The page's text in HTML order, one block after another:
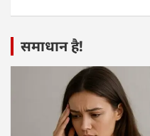
समाधान है!